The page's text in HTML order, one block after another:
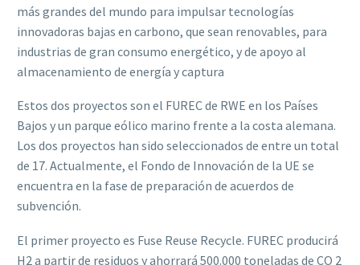
más grandes del mundo para impulsar tecnologías
innovadoras bajas en carbono, que sean renovables, para
industrias de gran consumo energético, y de apoyo al
almacenamiento de energía y captura
Estos dos proyectos son el FUREC de RWE en los Países
Bajos y un parque eólico marino frente a la costa alemana.
Los dos proyectos han sido seleccionados de entre un total
de 17. Actualmente, el Fondo de Innovación de la UE se
encuentra en la fase de preparación de acuerdos de
subvención.
El primer proyecto es Fuse Reuse Recycle. FUREC producirá
H2 a partir de residuos y ahorrará 500.000 toneladas de CO 2